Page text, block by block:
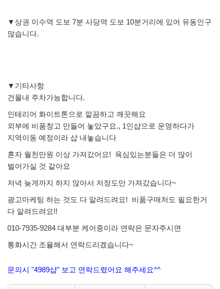
▼상권 이수역 도보 7분 사당역 도보 10분거리에 있어 유동인구
많습니다.
▼기타사항
건물내 주차가능합니다.
인테리어 화이트톤으로 깔끔하고 깨끗해요
외부에 비품창고 만들어 놓았구요., 1인샵으로 운영하다가
지역이동 예정이라 샵 내놓습니다
혼자 월천만원 이상 가져갔어요! 욕심있는분들은 더 많이
벌어가실 것 같아요
저녁 늦게까지 하지 않아서 저정도만 가져갔습니다~
광고마케팅 하는 것도 다 알려드려요! 비품구매처도 필요한거
다 알려드려요!!
010-7935-9284 대부분 케어중이라 연락은 문자주시면
통화시간 조율해서 연락드리겠습니다~
문의시 "4989샵" 보고 연락드렸어요 해주세요^^